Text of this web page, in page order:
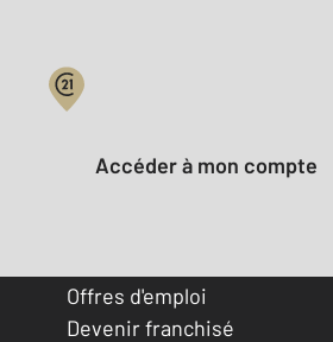
Votre compte :
Accéder à mon compte
Offres d'emploi
Devenir franchisé